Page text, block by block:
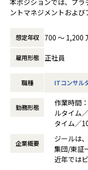
【業務の変更の範囲】
適正に応じて、会社の
造」を掲
員全員が
展する企
ます。お
ントマネジメントおよ
-担当顧客に対するアカ
-顧客の経営・事業課題
共同策定
-営業部門と連携した提
-ステアリングコミッ
-顧客との関係構築お
-社内外ステークホル
※データ領域について
なく、顧客折衝の場に
ベルで問題ありません。
想定年収 700 〜 1,200
雇用形態 正社員
職種 ITコンサル
勤務形態
作業時間
ルタイム
タイム／
労働時間)
働き方：
時間外労
休憩時間
企業概要
ジールは
集団/東証
近年では